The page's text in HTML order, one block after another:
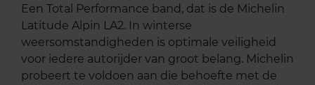
Een Total Performance band, dat is de Michelin
Latitude Alpin LA2. In winterse
weersomstandigheden is optimale veiligheid
voor iedere autorijder van groot belang. Michelin
probeert te voldoen aan die behoefte met de